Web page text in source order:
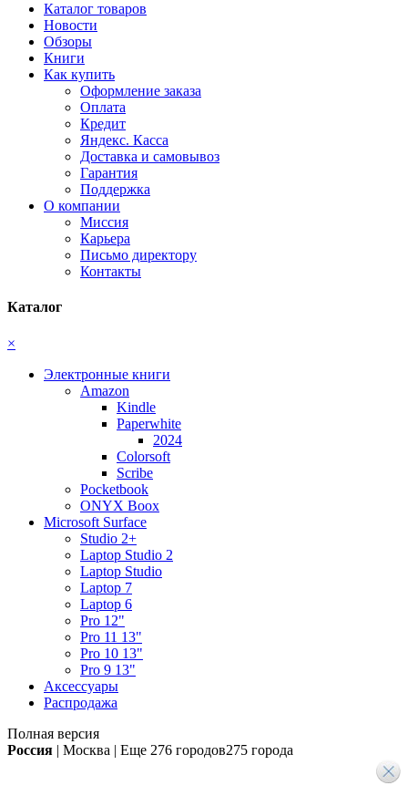
Каталог товаров
Новости
Обзоры
Книги
Как купить
Оформление заказа
Оплата
Кредит
Яндекс. Касса
Доставка и самовывоз
Гарантия
Поддержка
О компании
Миссия
Карьера
Письмо директору
Контакты
Каталог
×
Электронные книги
Amazon
Kindle
Paperwhite
2024
Colorsoft
Scribe
Pocketbook
ONYX Boox
Microsoft Surface
Studio 2+
Laptop Studio 2
Laptop Studio
Laptop 7
Laptop 6
Pro 12"
Pro 11 13"
Pro 10 13"
Pro 9 13"
Аксессуары
Распродажа
Полная версия
Россия | Москва | Еще 276 городов275 города